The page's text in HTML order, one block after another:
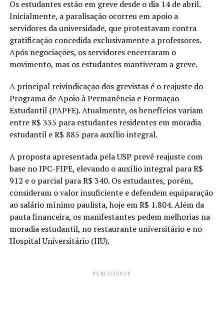
Os estudantes estão em greve desde o dia 14 de abril.
Inicialmente, a paralisação ocorreu em apoio a
servidores da universidade, que protestavam contra
gratificação concedida exclusivamente a professores.
Após negociações, os servidores encerraram o
movimento, mas os estudantes mantiveram a greve.
A principal reivindicação dos grevistas é o reajuste do
Programa de Apoio à Permanência e Formação
Estudantil (PAPFE). Atualmente, os benefícios variam
entre R$ 335 para estudantes residentes em moradia
estudantil e R$ 885 para auxílio integral.
A proposta apresentada pela USP prevê reajuste com
base no IPC-FIPE, elevando o auxílio integral para R$
912 e o parcial para R$ 340. Os estudantes, porém,
consideram o valor insuficiente e defendem equiparação
ao salário mínimo paulista, hoje em R$ 1.804. Além da
pauta financeira, os manifestantes pedem melhorias na
moradia estudantil, no restaurante universitário e no
Hospital Universitário (HU).
PUBLICIDADE